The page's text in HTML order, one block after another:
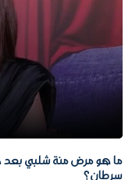
ما هو مرض منة شلبي
سرطان؟